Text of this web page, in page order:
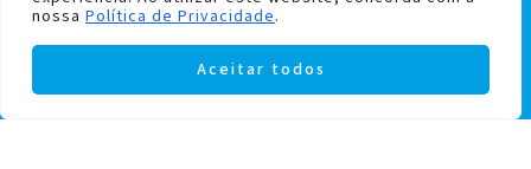
nossa Política de Privacidade.
Aceitar todos
LIVRO DE RECLAMAÇÕES
POLÍTICA DE PRIVACIDADE E COOKIES